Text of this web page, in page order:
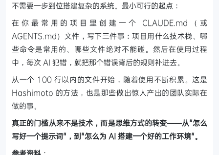
不需要一步到位搭建复杂的系统。最小可行的起点：
在你最常用的项目里创建一个 CLAUDE.md（或
AGENTS.md）文件，写下三件事：项目用什么技术栈、哪
些命令是常用的、哪些文件绝对不能碰。然后在使用过程
中，每次 AI 犯错，就把那个错误背后的规则补进去。
从一个 100 行以内的文件开始，随着使用不断积累。这是
Hashimoto 的方法，也是那些做出惊人产出的团队实际在
做的事。
真正的门槛从来不是技术，而是思维方式的转变——从"怎么
写好一个提示词"，到"怎么为 AI 搭建一个好的工作环境"。